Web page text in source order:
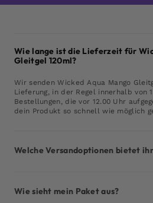
Wie lange ist die Lieferzeit für
Gleitgel 120ml?
Wir senden Wicked Aqua Mango
Lieferung, in der Regel innerhalb von
Bestellungen, die vor 12.00 Uhr
dein Produkt so schnell wie möglich
Welche Versandoptionen bietet
Wie sieht mein Paket aus?